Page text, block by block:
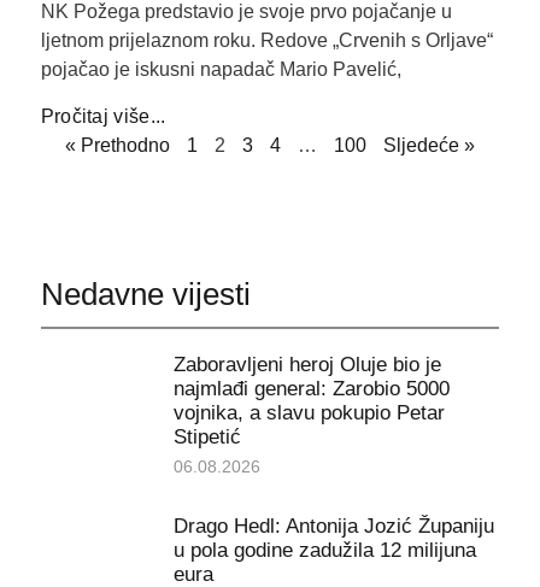
NK Požega predstavio je svoje prvo pojačanje u
ljetnom prijelaznom roku. Redove „Crvenih s Orljave“
pojačao je iskusni napadač Mario Pavelić,
Pročitaj više...
« Prethodno
1 2 3 4 … 100 Sljedeće »
Nedavne vijesti
Zaboravljeni heroj Oluje bio je
najmlađi general: Zarobio 5000
vojnika, a slavu pokupio Petar
Stipetić
06.08.2026
Drago Hedl: Antonija Jozić Županiju
u pola godine zadužila 12 milijuna
eura